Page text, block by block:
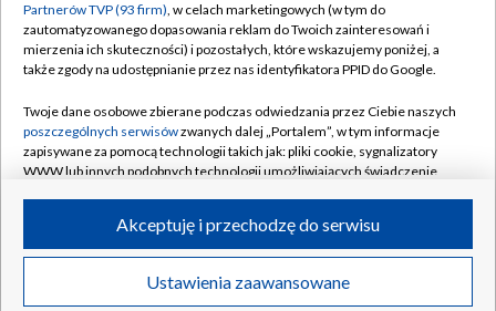
Centrum informacji TVP
Naziemna Telewizja Cyfrowa
Rada Programowa
System NOS
Informacje o nadawcy
Program dla prasy
Ogłoszenie przetargowe
Moje zgody
Pomoc
Kontakt
Kanały
©2026 Telewizja Polska S.A. w likwidacji
Partnerów TVP (93 firm), w celach marketingowych (w tym do
zautomatyzowanego dopasowania reklam do Twoich zainteresowań i
mierzenia ich skuteczności) i pozostałych, które wskazujemy poniżej, a
także zgody na udostępnianie przez nas identyfikatora PPID do Google.
Twoje dane osobowe zbierane podczas odwiedzania przez Ciebie naszych
poszczególnych serwisówzwanych dalej „Portalem”, w tym informacje
zapisywane za pomocą technologii takich jak: pliki cookie, sygnalizatory
WWW lub innych podobnych technologii umożliwiających świadczenie
ruchu w Internecie.
Twoje dane osobowe zbierane podczas odwiedzania przez Ciebie
poszczególnych serwisówna Portalu, takie jak adresy IP, identyfikatory
Ustawienia zaawansowane
Akceptuję i przechodzę do serwisu